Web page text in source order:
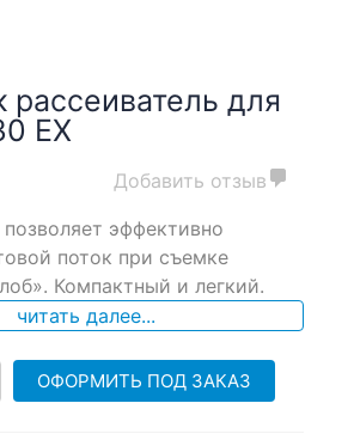
рассеиватель для
EX
Добавить отзыв
позволяет эффективно
поток при съемке
Компактный и легкий.
читать далее...
ОФОРМИТЬ ПОД ЗАКАЗ